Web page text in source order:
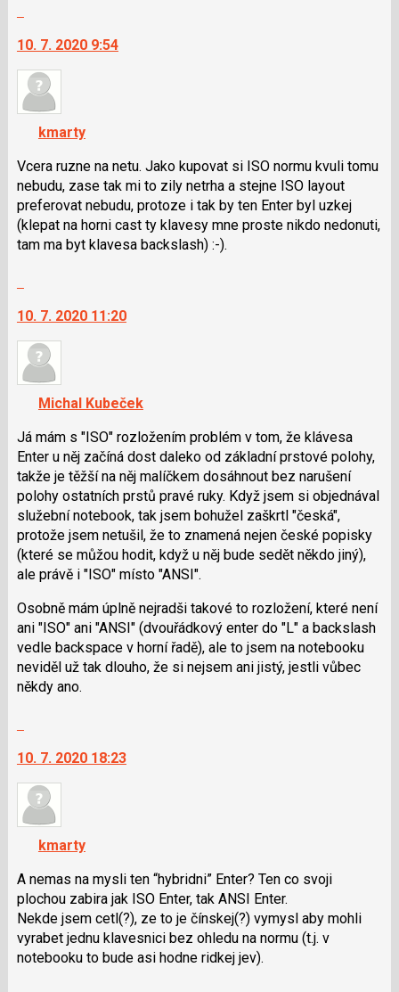
a
P
pro
předchozí
nový
další
nový
názor.
navigaci
lze
použít
i
klávesy
N
pro
pro
předchozí
nový
názor
10. 7. 2020 9:54
kmarty
Vcera ruzne na netu. Jako kupovat si ISO normu kvuli tomu
nebudu, zase tak mi to zily netrha a stejne ISO layout
preferovat nebudu, protoze i tak by ten Enter byl uzkej
(klepat na horni cast ty klavesy mne proste nikdo nedonuti,
tam ma byt klavesa backslash) :-).
další
nový
názor.
navigaci
lze
použít
i
klávesy
N
pro
následující
a
P
předchozí
nový
názor
10. 7. 2020 11:20
Michal Kubeček
Já mám s "ISO" rozložením problém v tom, že klávesa
Enter u něj začíná dost daleko od základní prstové polohy,
takže je těžší na něj malíčkem dosáhnout bez narušení
polohy ostatních prstů pravé ruky. Když jsem si objednával
služební notebook, tak jsem bohužel zaškrtl "česká",
protože jsem netušil, že to znamená nejen české popisky
(které se můžou hodit, když u něj bude sedět někdo jiný),
ale právě i "ISO" místo "ANSI".
Osobně mám úplně nejradši takové to rozložení, které není
ani "ISO" ani "ANSI" (dvouřádkový enter do "L" a backslash
vedle backspace v horní řadě), ale to jsem na notebooku
neviděl už tak dlouho, že si nejsem ani jistý, jestli vůbec
někdy ano.
další
nový
názor.
navigaci
lze
použít
i
klávesy
N
pro
10. 7. 2020 18:23
kmarty
A nemas na mysli ten “hybridni” Enter? Ten co svoji
plochou zabira jak ISO Enter, tak ANSI Enter.
Nekde jsem cetl(?), ze to je čínskej(?) vymysl aby mohli
vyrabet jednu klavesnici bez ohledu na normu (t.j. v
notebooku to bude asi hodne ridkej jev).